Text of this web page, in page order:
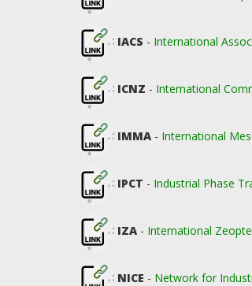
IACS - International
ICNZ - International
IMMA - International
IPCT - Industrial Phase
IZA - International
NICE - Network for